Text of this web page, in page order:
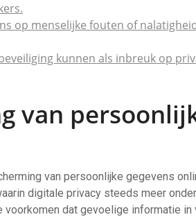
op menselijke fouten of
kunnen als inbreuk op
van
van persoonlijke gegevens
digitale privacy steeds meer
voorkomen dat gevoelige informatie